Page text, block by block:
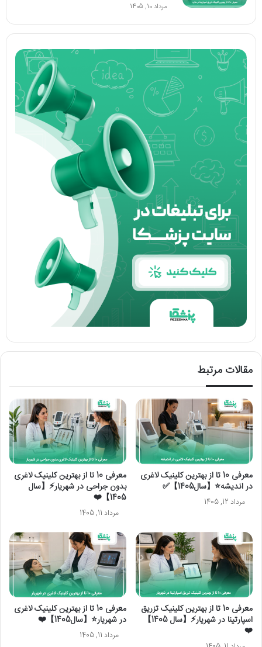
مرداد 10, 1405
مقالات مرتبط
معرفی 10 تا از بهترین کلینیک لاغری
در اندیشه⭐【سال1405】✅
مرداد 12, 1405
معرفی 10 تا از بهترین کلینیک لاغری
بدون جراحی در شهریار⚡【سال
1405】❤️
مرداد 11, 1405
معرفی 10 تا از بهترین کلینیک تزریق
اسپارتینا در شهریار⚡【سال 1405】
❤️
معرفی 10 تا از بهترین کلینیک لاغری
در شهریار⭐【سال1405】❤️
مرداد 11, 1405